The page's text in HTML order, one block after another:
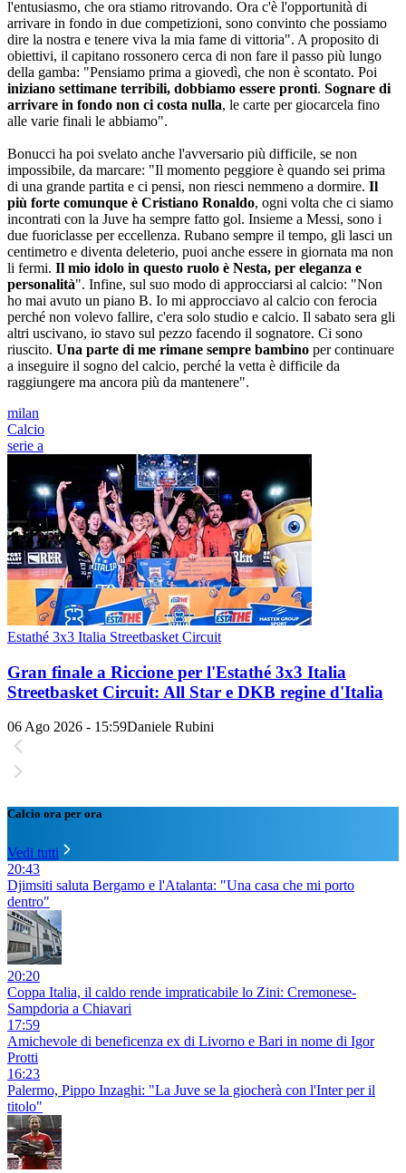
l'entusiasmo, che ora stiamo ritrovando. Ora c'è l'opportunità di
arrivare in fondo in due competizioni, sono convinto che possiamo
dire la nostra e tenere viva la mia fame di vittoria". A proposito di
obiettivi, il capitano rossonero cerca di non fare il passo più lungo
della gamba: "Pensiamo prima a giovedì, che non è scontato. Poi
iniziano settimane terribili, dobbiamo essere pronti. Sognare di
arrivare in fondo non ci costa nulla, le carte per giocarcela fino
alle varie finali le abbiamo".
Bonucci ha poi svelato anche l'avversario più difficile, se non
impossibile, da marcare: "Il momento peggiore è quando sei prima
di una grande partita e ci pensi, non riesci nemmeno a dormire. Il
più forte comunque è Cristiano Ronaldo, ogni volta che ci siamo
incontrati con la Juve ha sempre fatto gol. Insieme a Messi, sono i
due fuoriclasse per eccellenza. Rubano sempre il tempo, gli lasci un
centimetro e diventa deleterio, puoi anche essere in giornata ma non
li fermi. Il mio idolo in questo ruolo è Nesta, per eleganza e
personalità". Infine, sul suo modo di approcciarsi al calcio: "Non
ho mai avuto un piano B. Io mi approcciavo al calcio con ferocia
perché non volevo fallire, c'era solo studio e calcio. Il sabato sera gli
altri uscivano, io stavo sul pezzo facendo il sognatore. Ci sono
riuscito. Una parte di me rimane sempre bambino per continuare
a inseguire il sogno del calcio, perché la vetta è difficile da
raggiungere ma ancora più da mantenere".
milan
Calcio
serie a
Estathé 3x3 Italia Streetbasket Circuit
Gran finale a Riccione per l'Estathé 3x3 Italia
Streetbasket Circuit: All Star e DKB regine d'Italia
06 Ago 2026 - 15:59Daniele Rubini
Calcio ora per ora
Vedi tutti
20:43
Djimsiti saluta Bergamo e l'Atalanta: "Una casa che mi porto
dentro"
20:20
Coppa Italia, il caldo rende impraticabile lo Zini: Cremonese-
Sampdoria a Chiavari
17:59
Amichevole di beneficenza ex di Livorno e Bari in nome di Igor
Protti
16:23
Palermo, Pippo Inzaghi: "La Juve se la giocherà con l'Inter per il
titolo"